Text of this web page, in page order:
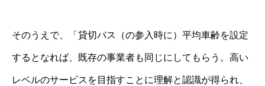
そのうえで、「貸切バス（の参入時に）平均車齢を設定
するとなれば、既存の事業者も同じにしてもらう。高い
レベルのサービスを目指すことに理解と認識が得られ、